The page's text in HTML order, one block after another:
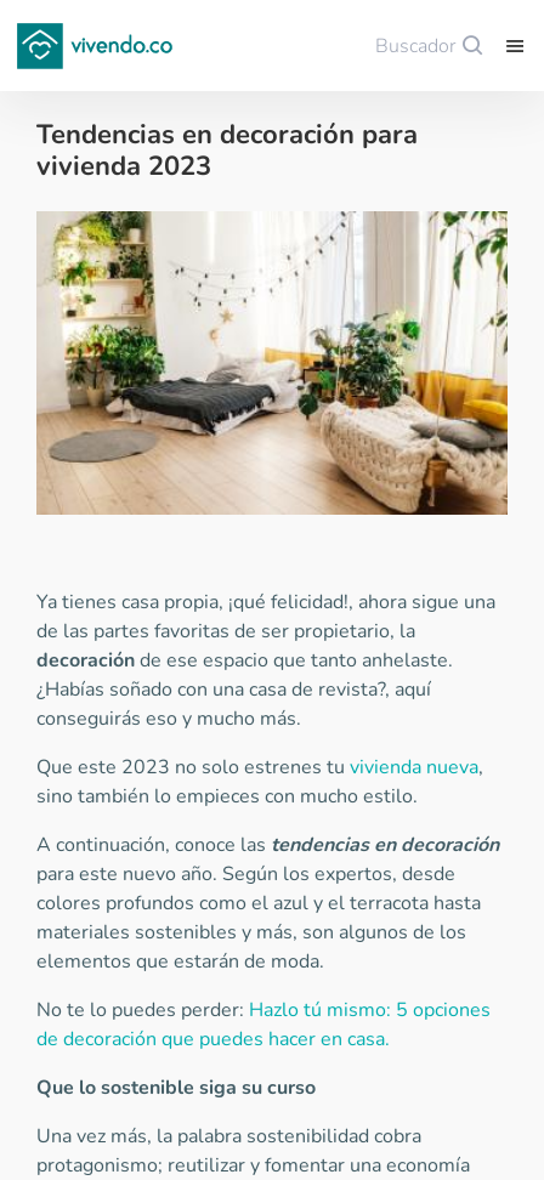
Buscador
Tendencias en decoración para
vivienda 2023
Decoración - 2023-01-06
Ya tienes casa propia, ¡qué felicidad!, ahora sigue una
de las partes favoritas de ser propietario, la
decoraciónde ese espacio que tanto anhelaste.
¿Habías soñado con una casa de revista?, aquí
conseguirás eso y mucho más.
Que este 2023 no solo estrenes tu vivienda nueva,
sino también lo empieces con mucho estilo.
A continuación, conoce las tendencias en decoración
para este nuevo año. Según los expertos, desde
colores profundos como el azul y el terracota hasta
materiales sostenibles y más, son algunos de los
elementos que estarán de moda.
No te lo puedes perder: Hazlo tú mismo: 5 opciones
de decoración que puedes hacer en casa.
Que lo sostenible siga su curso
Una vez más, la palabra sostenibilidad cobra
protagonismo; reutilizar y fomentar una economía
Guardar